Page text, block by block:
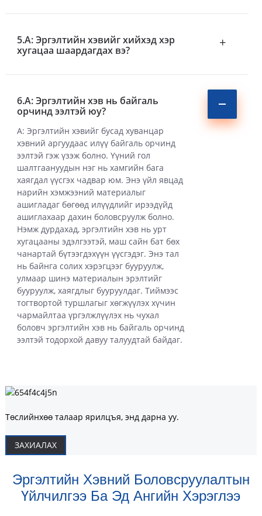
5.А: Эргэлтийн хэвийг хийхэд хэр
хугацаа шаардагдах вэ?
+
6.А: Эргэлтийн хэв нь байгаль
орчинд ээлтэй юу?
А: Эргэлтийн хэвийг бусад хуванцар
хэвний аргуудаас илүү байгаль орчинд
ээлтэй гэж үзэж болно. Үүний гол
шалтгаануудын нэг нь хамгийн бага
хаягдал үүсгэх чадвар юм. Энэ үйл явцад
нарийн хэмжээний материалыг
ашигладаг бөгөөд илүүдлийг ирээдүйд
ашиглахаар дахин боловсруулж болно.
Нэмж дурдахад, эргэлтийн хэв нь урт
хугацааны эдэлгээтэй, маш сайн бат бөх
чанартай бүтээгдэхүүн үүсгэдэг. Энэ тал
нь байнга солих хэрэгцээг бууруулж,
улмаар шинэ материалын эрэлтийг
бууруулж, хаягдлыг бууруулдаг. Тиймээс
тогтвортой туршлагыг хөгжүүлэх хүчин
чармайлтаа үргэлжлүүлэх нь чухал
боловч эргэлтийн хэв нь байгаль орчинд
ээлтэй тодорхой давуу талуудтай байдаг.
Төслийнхөө талаар ярилцъя, энд дарна уу.
ЗАХИАЛАХ
Эргэлтийн Хэвний Боловсруулалтын
Үйлчилгээ Ба Эд Ангийн Хэрэглээ